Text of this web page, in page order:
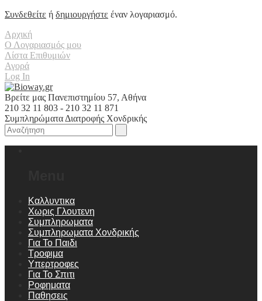
Συνδεθείτε ή δημιουργήστε έναν λογαριασμό.
Αρχική
Ο Λογαριασμός μου
Λίστα Επιθυμιών
Αγορά
Log In
Βρείτε μας Πανεπιστημίου 57, Αθήνα
210 32 11 803 - 210 32 11 871
Συμπληρώματα Διατροφής Χονδρικής
Καλλυντικα
Χωρις Γλουτενη
Συμπληρωματα
Συμπληρωματα Χονδρικής
Για Το Παιδι
Τροφιμα
Υπερτροφες
Για Το Σπιτι
Ροφηματα
Παθησεις